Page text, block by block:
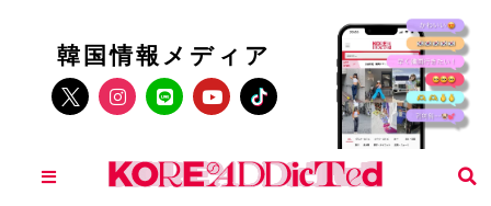
韓国情報メディア